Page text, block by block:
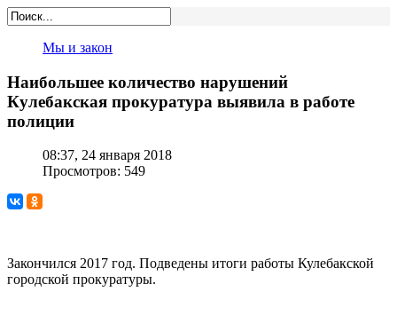
Мы и закон
Наибольшее количество нарушений
Кулебакская прокуратура выявила в работе
полиции
08:37, 24 января 2018
Просмотров: 549
Закончился 2017 год. Подведены итоги работы Кулебакской
городской прокуратуры.